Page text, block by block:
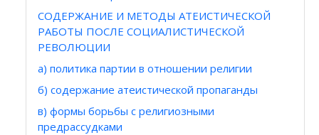
СОДЕРЖАНИЕ И МЕТОДЫ АТЕИСТИЧЕСКОЙ
РАБОТЫ ПОСЛЕ СОЦИАЛИСТИЧЕСКОЙ
РЕВОЛЮЦИИ
а) политика партии в отношении религии
б) содержание атеистической пропаганды
в) формы борьбы с религиозными
предрассудками